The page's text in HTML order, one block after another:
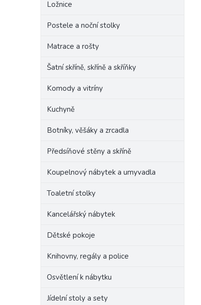
Ložnice
Postele a noční stolky
Matrace a rošty
Šatní skříně, skříně a skříňky
Komody a vitríny
Kuchyně
Botníky, věšáky a zrcadla
Předsíňové stěny a skříně
Koupelnový nábytek a umyvadla
Toaletní stolky
Kancelářský nábytek
Dětské pokoje
Knihovny, regály a police
Osvětlení k nábytku
Jídelní stoly a sety